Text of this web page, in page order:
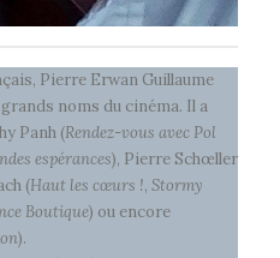
Pierre Erwan Guillaume
noms du cinéma. Il a
Panh (Rendez-vous avec Pol
espérances), Pierre Schœller
(Haut les cœurs !, Stormy
Boutique) ou encore
).